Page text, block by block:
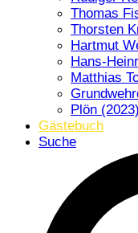
Thomas
Thorsten
Hartmut
Hans-
Matthias
Plön (2023)
Gästebuch
Suche